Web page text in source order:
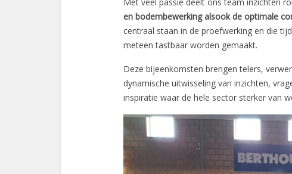
en bodembewerking alsook de optimale
centraal staan in de proefwerking en die
meteen tastbaar worden gemaakt.
Deze bijeenkomsten brengen telers,
dynamische uitwisseling van inzichten,
inspiratie waar de hele sector sterker van